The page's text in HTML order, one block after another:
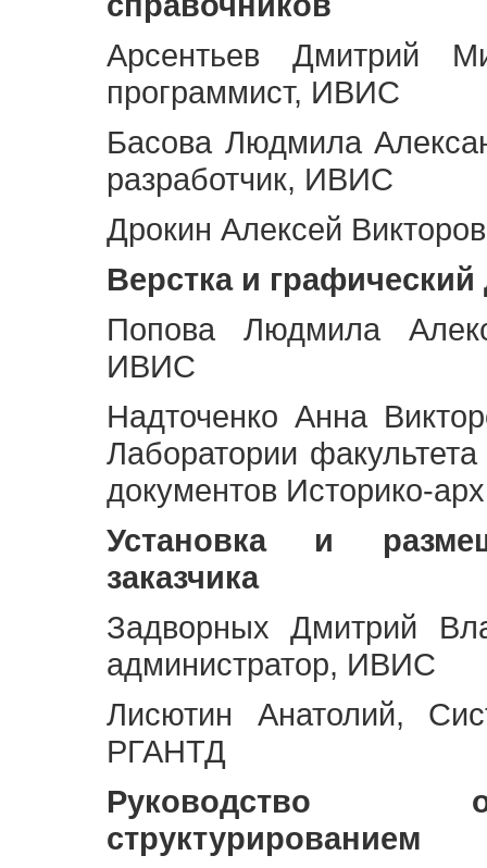
Арсентьев Дмитрий
программист, ИВИС
Басова Людмила
разработчик, ИВИС
Дрокин Алексей
Верстка и графический
Попова Людмила
ИВИС
Надточенко Анна
Лаборатории
документов Историко-
Установка и
заказчика
Задворных Дмитрий
администратор, ИВИС
Лисютин Анатолий,
РГАНТД
Руководство
структурированием